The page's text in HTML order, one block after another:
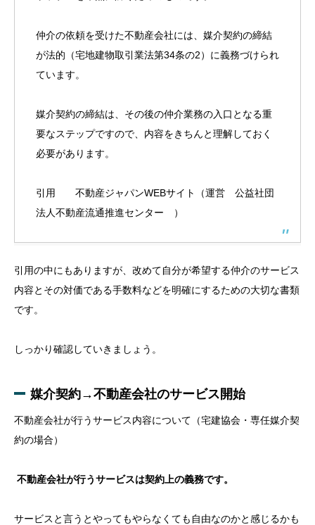
仲介の依頼を受けた不動産会社には、媒介契約の締結
が法的（宅地建物取引業法第34条の2）に義務づけられ
ています。
媒介契約の締結は、その後の仲介業務の入口となる重
要なステップですので、内容をきちんと理解しておく
必要があります。
引用 不動産ジャパンWEBサイト（運営 公益社団
法人不動産流通推進センター ）
引用の中にもありますが、改めて自分が希望する仲介のサービス
内容とその対価である手数料などを明確にするための大切な書類
です。
しっかり確認していきましょう。
媒介契約→不動産会社のサービス開始
不動産会社が行うサービス内容について（宅建協会・専任媒介契
約の場合）
不動産会社が行うサービスは契約上の義務です。
サービスと言うとやってもやらなくても自由なのかと感じるかも